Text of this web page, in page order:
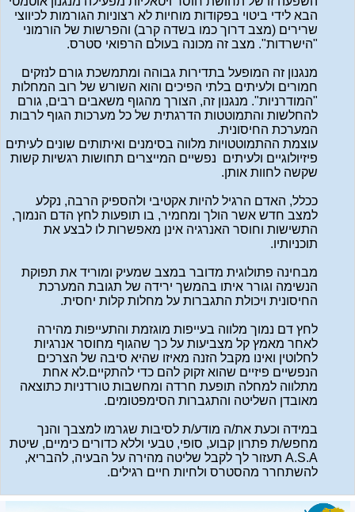
הבא לידי ביטוי בפקודות מוחיות לא רצוניות הגורמות לכיווצי
שרירים (מצב דרוך כמו בשדה קרב) והפרשות של הורמוני
"הישרדות". מצב זה מכונה בעולם הרפואי סטרס.
מנגנון זה המופעל בתדירות גבוהה ומתמשכת גורם לנזקים
חמורים ולעיתים בלתי הפיכים והוא השורש של רוב המחלות
"המודרניות". מנגנון זה, הצורך מהגוף משאבים רבים, גורם
להחלשות והתמוטטות הדרגתית של כל מערכות הגוף לרבות
המערכת החיסונית.
עוצמת ההתמוטטויות מלווה בסימנים ואיתותים שונים לעיתים
פיזיולוגיים ולעיתים נפשיים המייצרים תחושות רגשיות קשות
שקשה לחוות אותן.
ככלל, האדם הרגיל להיות אקטיבי ולהספיק הרבה, נקלע
למצב חדש אשר הולך ומחמיר, בו תופעות לחץ הדם הנמוך,
התשישות וחוסר האנרגיה אינן מאפשרות לו לבצע את
תוכניותיו.
מבחינה פתולוגית מדובר במצב שמעיק ומוריד את תפוקת
הנשימה וגורר איתו בהמשך ירידה של תגובת המערכת
החיסונית ויכולת התגברות על מחלות קלות יחסית.
לחץ דם נמוך מלווה בעייפות מוגזמת והתעייפות מהירה
לאחר מאמץ קל מצביעות על כך שהגוף מחוסר אנרגיות
לחלוטין ואינו מקבל הזנה מאיזו שהיא סיבה של הצרכים
הנפשיים פיזיים שהוא זקוק להם כדי להתקיים.לא אחת
מתלווה למחלה תופעת חרדה ומחשבות טורדניות כתוצאה
מאובדן השליטה והתגברות הסימפטומים.
במידה וכעת את/ה מודע/ת לסיבות שגרמו למצבך והנך
מחפש/ת פתרון קבוע, סופי, טבעי וללא כדורים כימיים, שיטת
A.S.A תעזור לך לקבל שליטה מהירה על הבעיה, להבריא,
להשתחרר מהסטרס ולחיות חיים רגילים.